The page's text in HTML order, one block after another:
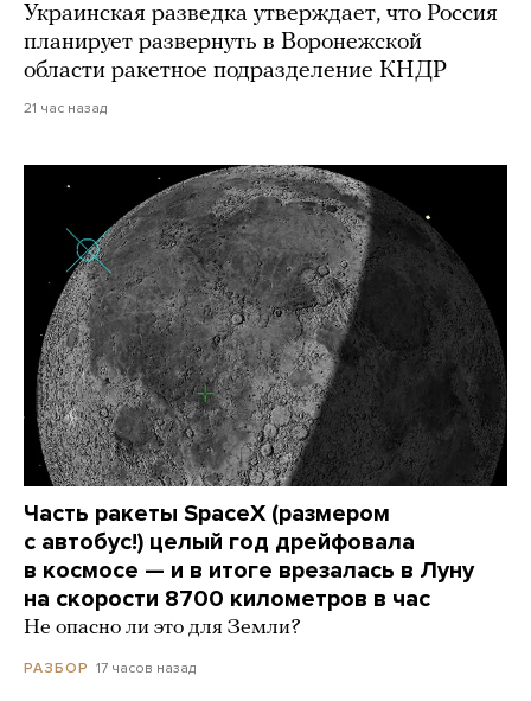
Украинская разведка утверждает, что Россия
планирует развернуть в Воронежской
области ракетное подразделение КНДР
21 час назад
Часть ракеты SpaceX (размером
с автобус!) целый год дрейфовала
в космосе — и в итоге врезалась в Луну
на скорости 8700 километров в час
Не опасно ли это для Земли?
РАЗБОР 17 часов назад